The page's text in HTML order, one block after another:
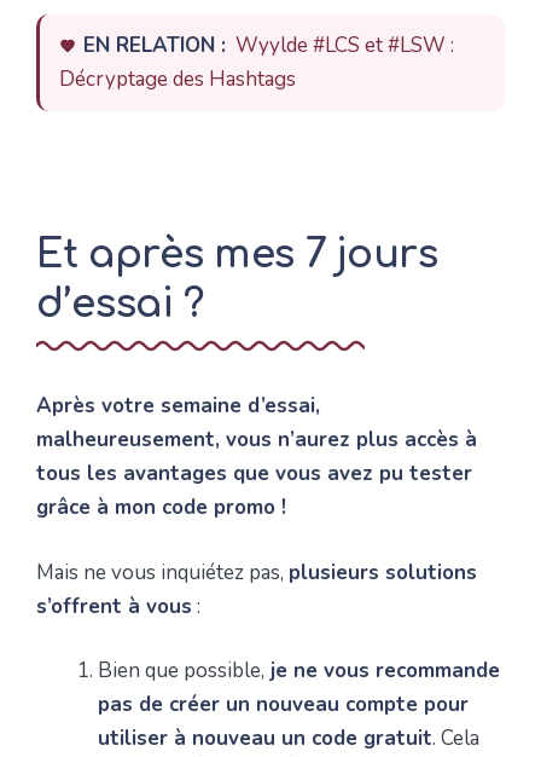
EN RELATION : Wyylde #LCS et #LSW :
Décryptage des Hashtags
Et après mes 7 jours
d’essai ?
Après votre semaine d’essai,
malheureusement, vous n’aurez plus accès à
tous les avantages que vous avez pu tester
grâce à mon code promo !
Mais ne vous inquiétez pas, plusieurs solutions
s’offrent à vous :
Bien que possible, je ne vous recommande
pas de créer un nouveau compte pour
utiliser à nouveau un code gratuit. Cela